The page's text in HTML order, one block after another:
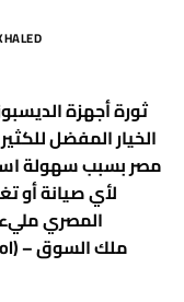
ثورة أجهزة
مصر بسبب سهولة